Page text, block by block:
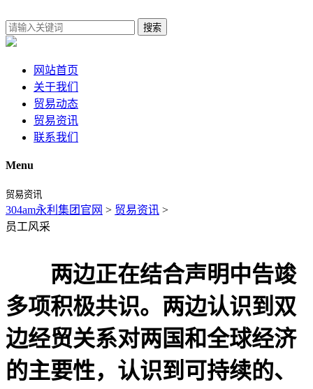
搜索
网站首页
关于我们
贸易动态
贸易资讯
联系我们
Menu
贸易资讯
304am永利集团官网 > 贸易资讯 >
员工风采
两边正在结合声明中告竣
多项积极共识。两边认识到双
边经贸关系对两国和全球经济
的主要性，认识到可持续的、